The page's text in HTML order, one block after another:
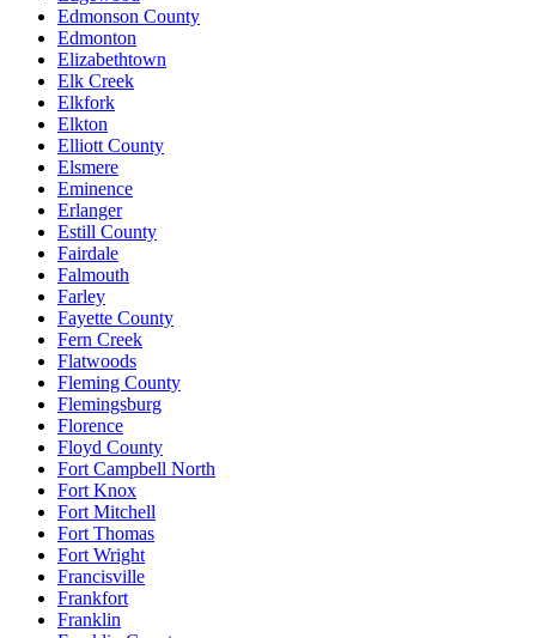
Edmonson County
Edmonton
Elizabethtown
Elk Creek
Elkfork
Elkton
Elliott County
Elsmere
Eminence
Erlanger
Estill County
Fairdale
Falmouth
Farley
Fayette County
Fern Creek
Flatwoods
Fleming County
Flemingsburg
Florence
Floyd County
Fort Campbell North
Fort Knox
Fort Mitchell
Fort Thomas
Fort Wright
Francisville
Frankfort
Franklin